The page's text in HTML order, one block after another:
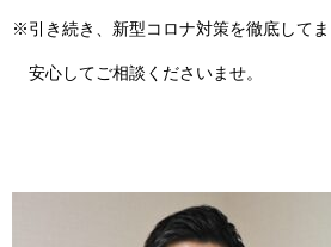
※引き続き、新型コロナ対策を徹底してま
安心してご相談くださいませ。